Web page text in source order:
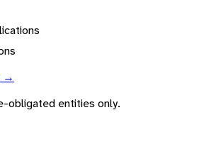
→
obligated entities only.